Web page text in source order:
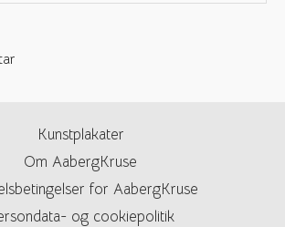
Kunstplakater
Om AabergKruse
for AabergKruse
og cookiepolitik